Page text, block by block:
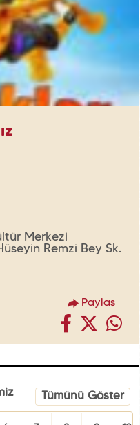
Merkezi
Remzi Bey Sk.
Paylaş
Tümünü Göster